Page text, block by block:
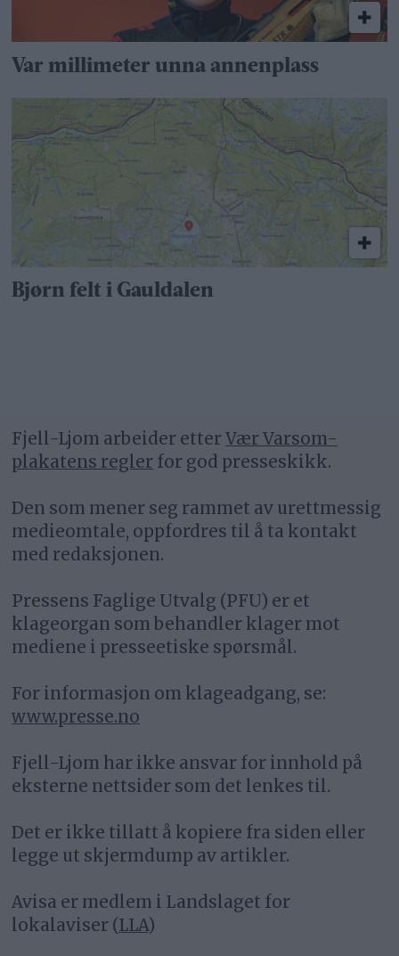
Var millimeter unna annenplass
Bjørn felt i Gauldalen
Fjell-Ljom arbeider etterVær Varsom-
plakatens regler for god presseskikk.
Den som mener seg rammet av urettmessig
medieomtale, oppfordres til å ta kontakt
med redaksjonen.
Pressens Faglige Utvalg (PFU) er et
klageorgan som behandler klager mot
mediene i presseetiske spørsmål.
For informasjon om klageadgang, se:
www.presse.no
Fjell-Ljom har ikke ansvar for innhold på
eksterne nettsider som det lenkes til.
Det er ikke tillatt å kopiere fra siden eller
legge ut skjermdump av artikler.
Avisa er medlem i Landslaget for
lokalaviser (LLA)